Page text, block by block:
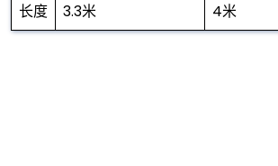
长度
3.3米 4米